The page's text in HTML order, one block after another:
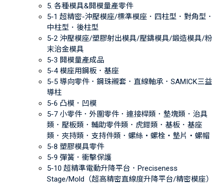
5. 各種模具&開模量產零件
5-1 超精密-沖壓模座/標準模座．四柱型．對角型．
中柱型．後柱型
5-2 沖壓模座/塑膠射出模具/壓鑄模具/鍛造模具/粉
末治金模具
5-3 開模量產成品
5-4 模座用鋼板．基座
5-5 導向零件．鋼珠襯套．直線軸承．SAMICK三益
導柱
5-6 凸模．凹模
5-7 小零件．外圍零件．連接桿類．墊塊類．治具
類．壓板類．輔助零件類．虎鉗類．基板．基座
類．夾持類．支持件類．螺絲‧螺栓‧墊片‧螺帽
5-8 塑膠模具零件
5-9 彈簧．衝擊保護
5-10 超精準電動升降平台．Preciseness
Stage/Mold（超高精密直線度升降平台/精密模座）